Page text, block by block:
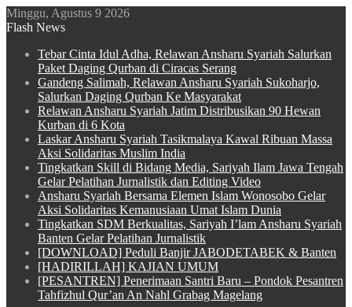
Minggu, Agustus 9 2026
Flash News
Tebar Cinta Idul Adha, Relawan Ansharu Syariah Salurkan
Paket Daging Qurban di Ciracas Serang
Gandeng Salimah, Relawan Ansharu Syariah Sukoharjo,
Salurkan Daging Qurban Ke Masyarakat
Relawan Ansharu Syariah Jatim Distribusikan 90 Hewan
Kurban di 6 Kota
Laskar Ansharu Syariah Tasikmalaya Kawal Ribuan Massa
Aksi Solidaritas Muslim India
Tingkatkan Skill di Bidang Media, Sariyah Ilam Jawa Tengah
Gelar Pelatihan Jurnalistik dan Editing Video
Ansharu Syariah Bersama Elemen Islam Wonosobo Gelar
Aksi Solidaritas Kemanusiaan Umat Islam Dunia
Tingkatkan SDM Berkualitas, Sariyah I’lam Ansharu Syariah
Banten Gelar Pelatihan Jurnalistik
[DOWNLOAD] Peduli Banjir JABODETABEK & Banten
[HADIRILLAH] KAJIAN UMUM
[PESANTREN] Penerimaan Santri Baru – Pondok Pesantren
Tahfizhul Qur’an An Nahl Grabag Magelang